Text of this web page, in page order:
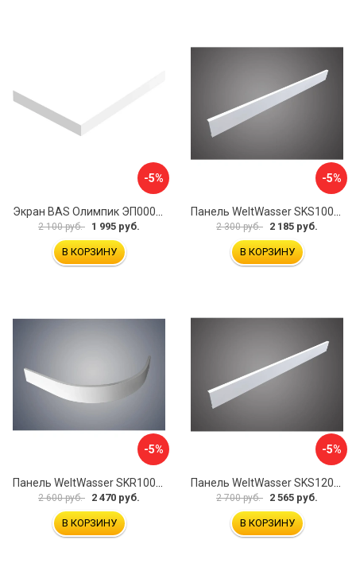
-5%
2 100 руб. 1 995 руб.
В КОРЗИНУ
-5%
2 300 руб. 2 185 руб.
В КОРЗИНУ
-5%
2 600 руб. 2 470 руб.
В КОРЗИНУ
-5%
2 700 руб. 2 565 руб.
В КОРЗИНУ